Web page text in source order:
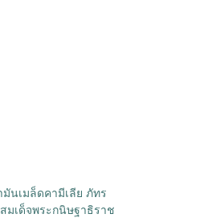
นเมล็ดคามีเลีย ภัทร
เด็จพระกนิษฐาธิราช